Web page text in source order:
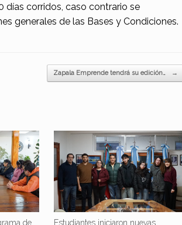
días corridos, caso contrario se
generales de las Bases y Condiciones.
Zapala Emprende tendrá su edición… →
de Estudiantes iniciaron nuevas